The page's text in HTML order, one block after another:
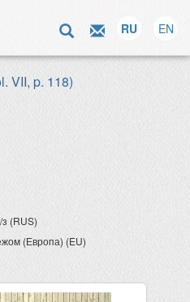
RU EN
VII, p. 118)
(RUS)
(Европа) (EU)